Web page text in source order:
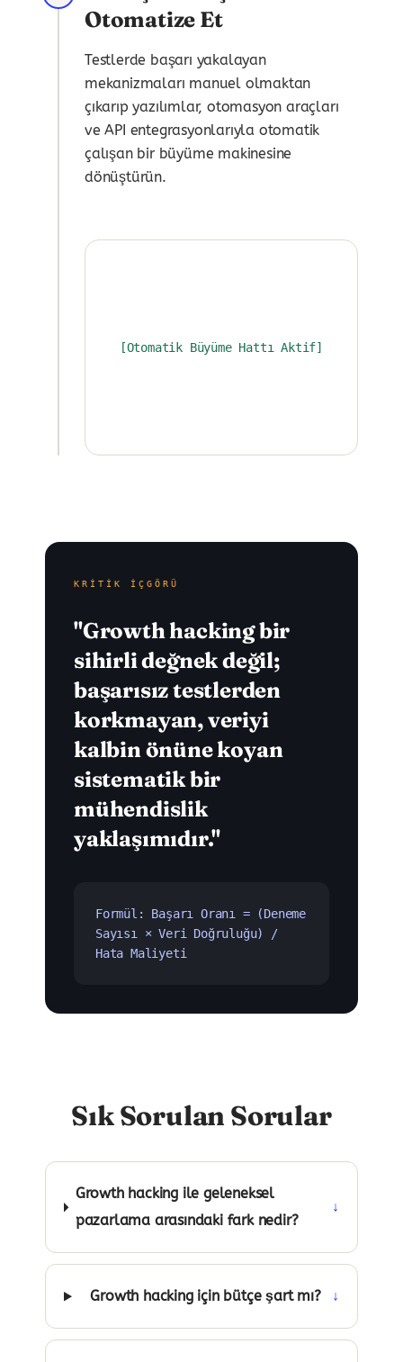
Otomatize Et
Testlerde başarı yakalayan
mekanizmaları manuel olmaktan
çıkarıp yazılımlar, otomasyon araçları
ve API entegrasyonlarıyla otomatik
çalışan bir büyüme makinesine
dönüştürün.
[Otomatik Büyüme Hattı Aktif]
KRITIK İÇGÖRÜ
"Growth hacking bir
sihirli değnek değil;
başarısız testlerden
korkmayan, veriyi
kalbin önüne koyan
sistematik bir
mühendislik
yaklaşımıdır."
Formül: Başarı Oranı = (Deneme
Sayısı × Veri Doğruluğu) /
Hata Maliyeti
Sık Sorulan Sorular
Growth hacking ile geleneksel
pazarlama arasındaki fark nedir?
↓
Growth hacking için bütçe şart mı? ↓